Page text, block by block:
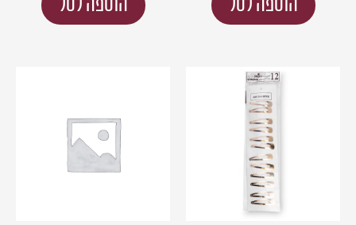
הוספה לסל הוספה לסל